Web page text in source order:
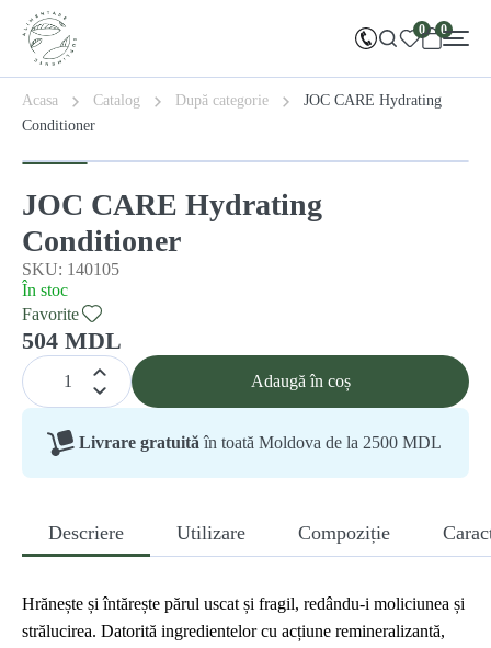
0 0
Acasa Catalog După categorie
JOC CARE Hydrating
Conditioner
JOC CARE Hydrating
Conditioner
SKU: 140105
În stoc
Favorite
504 MDL
Adaugă în coș
Livrare gratuită în toată Moldova de la 2500 MDL
Descriere Utilizare Compoziție
Hrănește și întărește părul uscat și fragil, redându-i moliciunea și
strălucirea. Datorită ingredientelor cu acțiune remineralizantă,